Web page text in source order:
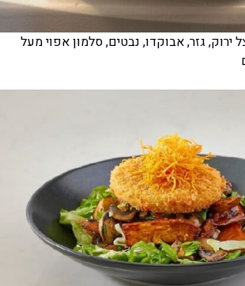
ירוק, גזר, אבוקדו, נבטים, סלמון אפוי מעל